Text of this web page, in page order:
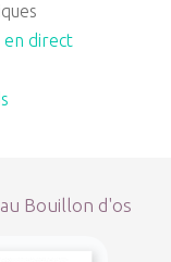
en direct
Bouillon d'os